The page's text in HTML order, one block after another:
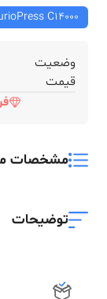
C14000
وضعیت
قیمت
مشخصات
توضیحات